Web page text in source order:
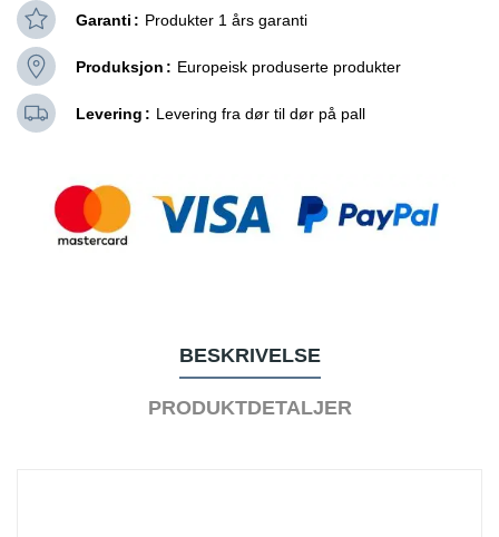
Garanti Produkter 1 års garanti
Produksjon Europeisk produserte produkter
Levering Levering fra dør til dør på pall
BESKRIVELSE
PRODUKTDETALJER